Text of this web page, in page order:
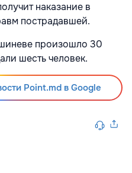
наказание в
пострадавшей.
произошло 30
шесть человек.
Point.md в Google